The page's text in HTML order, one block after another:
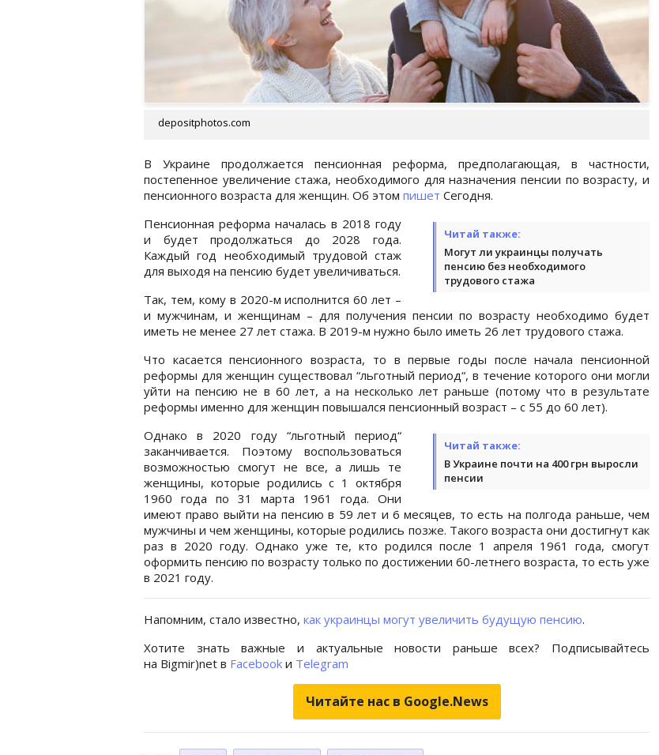
depositphotos.com
В Украине продолжается пенсионная реформа, предполагающая, в частности,
постепенное увеличение стажа, необходимого для назначения пенсии по возрасту, и
пенсионного возраста для женщин. Об этом пишет Сегодня.
Читай также:
Могут ли украинцы получать
пенсию без необходимого
трудового стажа
Пенсионная реформа началась в 2018 году
и будет продолжаться до 2028 года.
Каждый год необходимый трудовой стаж
для выходя на пенсию будет увеличиваться.
Так, тем, кому в 2020-м исполнится 60 лет –
и мужчинам, и женщинам – для получения пенсии по возрасту необходимо будет
иметь не менее 27 лет стажа. В 2019-м нужно было иметь 26 лет трудового стажа.
Что касается пенсионного возраста, то в первые годы после начала пенсионной
реформы для женщин существовал “льготный период“, в течение которого они могли
уйти на пенсию не в 60 лет, а на несколько лет раньше (потому что в результате
реформы именно для женщин повышался пенсионный возраст – с 55 до 60 лет).
Читай также:
В Украине почти на 400 грн выросли
пенсии
Однако в 2020 году “льготный период“
заканчивается. Поэтому воспользоваться
возможностью смогут не все, а лишь те
женщины, которые родились с 1 октября
1960 года по 31 марта 1961 года. Они
имеют право выйти на пенсию в 59 лет и 6 месяцев, то есть на полгода раньше, чем
мужчины и чем женщины, которые родились позже. Такого возраста они достигнут как
раз в 2020 году. Однако уже те, кто родился после 1 апреля 1961 года, смогут
оформить пенсию по возрасту только по достижении 60-летнего возраста, то есть уже
в 2021 году.
Напомним, стало известно, как украинцы могут увеличить будущую пенсию.
Хотите знать важные и актуальные новости раньше всех? Подписывайтесь
на Bigmir)net в Facebook и Telegram
Читайте нас в Google.News